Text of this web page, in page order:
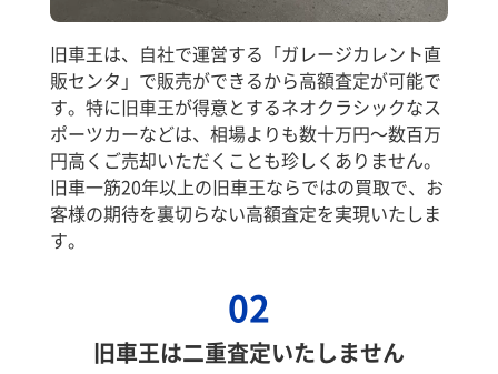
旧車王は、自社で運営する「ガレージカレント直
販センタ」で販売ができるから高額査定が可能で
す。特に旧車王が得意とするネオクラシックなス
ポーツカーなどは、相場よりも数十万円～数百万
円高くご売却いただくことも珍しくありません。
旧車一筋20年以上の旧車王ならではの買取で、お
客様の期待を裏切らない高額査定を実現いたしま
す。
02
旧車王は二重査定いたしません